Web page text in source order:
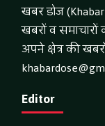
खबर डोज
खबरों व
अपने क्षेत्र की
Editor